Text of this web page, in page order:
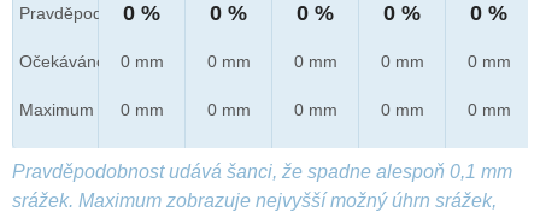
Pravděpod.
Očekáváno
Maximum
0 %
0 mm
0 mm
0 %
0 mm
0 mm
0 %
0 mm
0 mm
0 %
0 mm
0 mm
0 %
0 mm
0 mm
Pravděpodobnost udává šanci, že spadne alespoň 0,1 mm
srážek. Maximum zobrazuje nejvyšší možný úhrn srážek,